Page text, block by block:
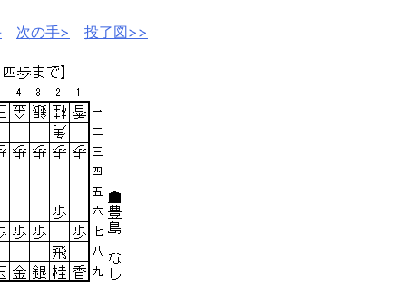
次の手> 投了図>>